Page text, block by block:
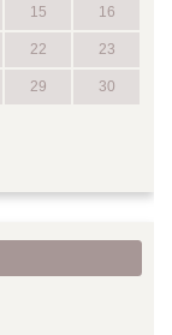
15 16
22 23
29 30